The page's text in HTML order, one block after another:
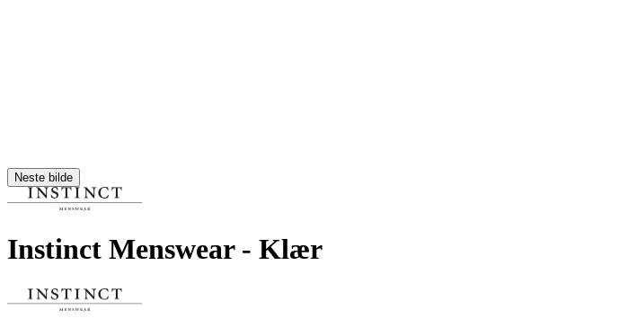
Neste bilde
Instinct Menswear - Klær